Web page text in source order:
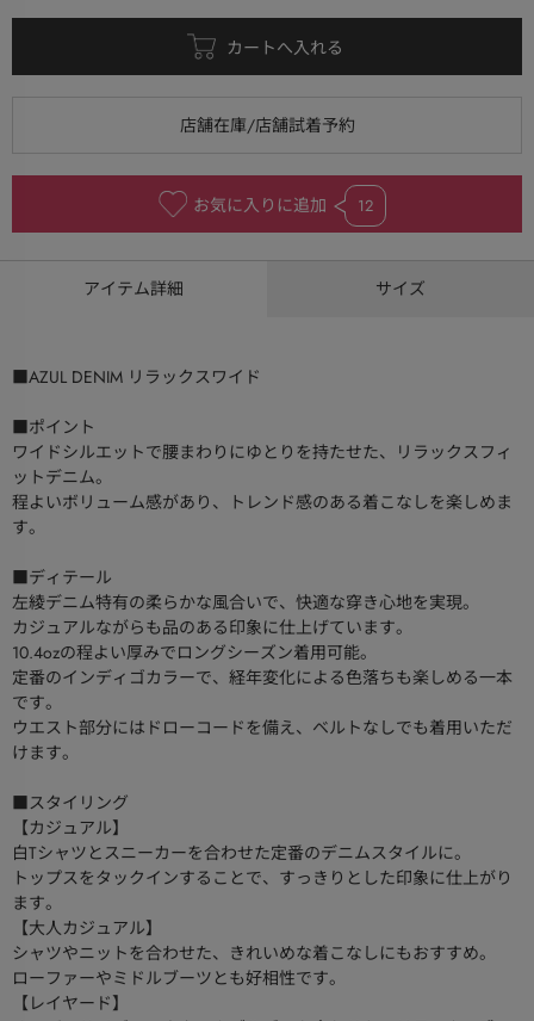
お気に入りに追加 12
アイテム詳細 サイズ
■AZUL DENIM リラックスワイド
■ポイント
ワイドシルエットで腰まわりにゆとりを持たせた、リラックスフィ
ットデニム。
程よいボリューム感があり、トレンド感のある着こなしを楽しめま
す。
■ディテール
左綾デニム特有の柔らかな風合いで、快適な穿き心地を実現。
カジュアルながらも品のある印象に仕上げています。
10.4ozの程よい厚みでロングシーズン着用可能。
定番のインディゴカラーで、経年変化による色落ちも楽しめる一本
です。
ウエスト部分にはドローコードを備え、ベルトなしでも着用いただ
けます。
■スタイリング
【カジュアル】
白Tシャツとスニーカーを合わせた定番のデニムスタイルに。
トップスをタックインすることで、すっきりとした印象に仕上がり
ます。
【大人カジュアル】
シャツやニットを合わせた、きれいめな着こなしにもおすすめ。
ローファーやミドルブーツとも好相性です。
【レイヤード】